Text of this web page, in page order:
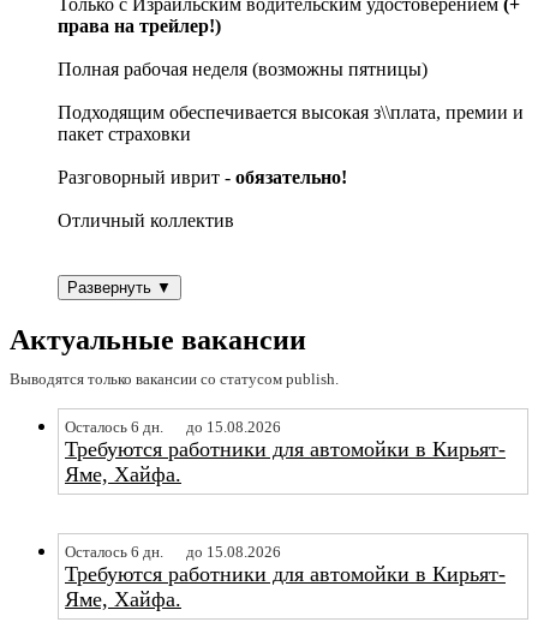
права на трейлер!)
Полная рабочая неделя (возможны пятницы)
Подходящим обеспечивается высокая з\\плата, премии и
пакет страховки
Разговорный иврит - обязательно!
Отличный коллектив
Развернуть ▼
Актуальные вакансии
Выводятся только вакансии со статусом publish.
Осталось 6 дн. до 15.08.2026
Требуются работники для автомойки в Кирьят-
Яме, Хайфа.
Осталось 6 дн. до 15.08.2026
Требуются работники для автомойки в Кирьят-
Яме, Хайфа.